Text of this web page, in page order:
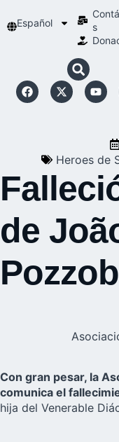
Español
s
Heroes de
de
Con gran pesar, la
comunica el
hija del Venerable